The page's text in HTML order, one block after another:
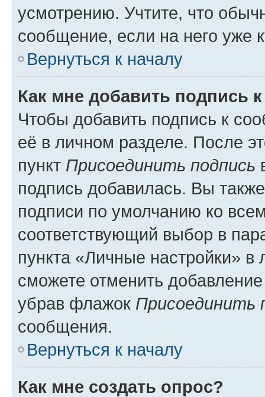
усмотрению. Учтите, что
сообщение, если на него уже
Вернуться к началу
Как мне добавить подпись
Чтобы добавить подпись к
её в личном разделе. После
пункт Присоединить подпись
подпись добавилась. Вы
подписи по умолчанию ко
соответствующий выбор в
пункта «Личные настройки»
сможете отменить
убрав флажок Присоединить
сообщения.
Вернуться к началу
Как мне создать опрос?